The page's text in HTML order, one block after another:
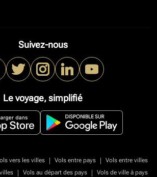
Suivez-nous
Le voyage, simplifié
vers les villes | Vols entre pays |
Vols entre villes
| Vols au départ des pays | Vols de ville à pays